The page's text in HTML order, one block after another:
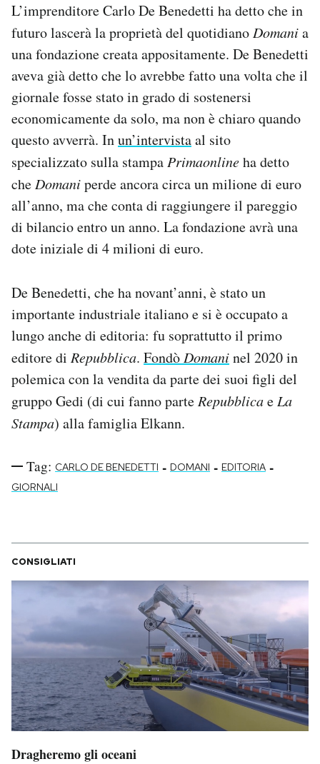
SHOP
CALENDARIO
AREA PERSONALE
Area Personale
Notifiche mobile
Regala il Post
Hai bisogno di aiuto?
Esci
L’imprenditore Carlo De Benedetti ha detto che in
futuro lascerà la proprietà del quotidiano Domania
una fondazione creata appositamente. De Benedetti
aveva già detto che lo avrebbe fatto una volta che il
giornale fosse stato in grado di sostenersi
economicamente da solo, ma non è chiaro quando
questo avverrà. Inun’intervistaal sito
specializzato sulla stampa Primaonlineha detto
che Domaniperde ancora circa un milione di euro
all’anno, ma che conta di raggiungere il pareggio
di bilancio entro un anno. La fondazione avrà una
dote iniziale di 4 milioni di euro.
De Benedetti, che ha novant’anni, è stato un
importante industriale italiano e si è occupato a
lungo anche di editoria: fu soprattutto il primo
editore di Repubblica. Fondò Domaninel 2020 in
polemica con la vendita da parte dei suoi figli del
gruppo Gedi (di cui fanno parte Repubblicae La
Stampa) alla famiglia Elkann.
Tag: CARLO DE BENEDETTI - DOMANI - EDITORIA -
GIORNALI
CONSIGLIATI
Dragheremo gli oceani